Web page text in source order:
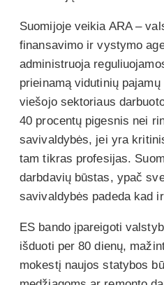
Suomijoje veikia ARA –
finansavimo ir vystymo
administruoja
prieinamą vidutinių
viešojo sektoriaus
40 procentų pigesnis nei
savivaldybės, jei yra
tam tikras profesijas.
darbdavių būstas, ypač
savivaldybės padeda kad
ES bando įpareigoti
išduoti per 80 dienų,
mokestį naujos statybos